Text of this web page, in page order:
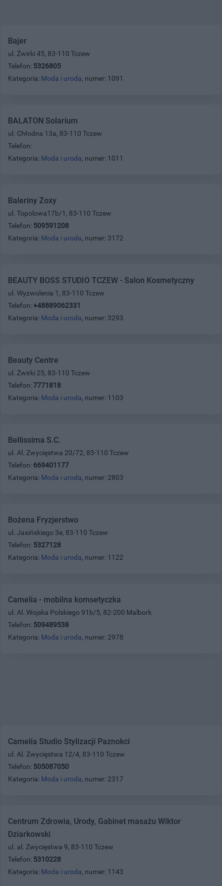
Bajer
ul. Żwirki 45, 83-110 Tczew
Telefon: 5326805
Kategoria: Moda i uroda, numer: 1091
BALATON Solarium
ul. Chłodna 13a, 83-110 Tczew
Telefon:
Kategoria: Moda i uroda, numer: 1011
Baleriny Zoxy
ul. Topolowa17b/1, 83-110 Tczew
Telefon: 509591208
Kategoria: Moda i uroda, numer: 3172
BEAUTY BOSS STUDIO TCZEW - Salon Kosmetyczny
ul. Wyzwolenia 1, 83-110 Tczew
Telefon: +48889062331
Kategoria: Moda i uroda, numer: 3293
Beauty Centre
ul. Żwirki 25, 83-110 Tczew
Telefon: 7771818
Kategoria: Moda i uroda, numer: 1103
Bellissima S.C.
ul. Al. Zwycięstwa 20/72, 83-110 Tczew
Telefon: 669401177
Kategoria: Moda i uroda, numer: 2803
Bożena Fryzjerstwo
ul. Jasińskiego 3e, 83-110 Tczew
Telefon: 5327128
Kategoria: Moda i uroda, numer: 1122
Camelia - mobilna komsetyczka
ul. Al. Wojska Polskiego 91b/5, 82-200 Malbork
Telefon: 509489538
Kategoria: Moda i uroda, numer: 2978
Camelia Studio Stylizacji Paznokci
ul. Al. Zwycięstwa 12/4, 83-110 Tczew
Telefon: 505087050
Kategoria: Moda i uroda, numer: 2317
Centrum Zdrowia, Urody, Gabinet masażu Wiktor
Dziarkowski
ul. al. Zwycięstwa 9, 83-110 Tczew
Telefon: 5310228
Kategoria: Moda i uroda, numer: 1143